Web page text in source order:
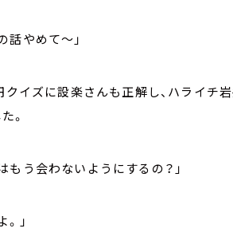
話やめて～」
クイズに設楽さんも正解し、ハライ
。
もう会わないようにするの？」
」